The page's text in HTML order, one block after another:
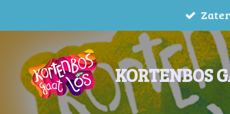
direct
hoofdinhoud
KORTENBOS